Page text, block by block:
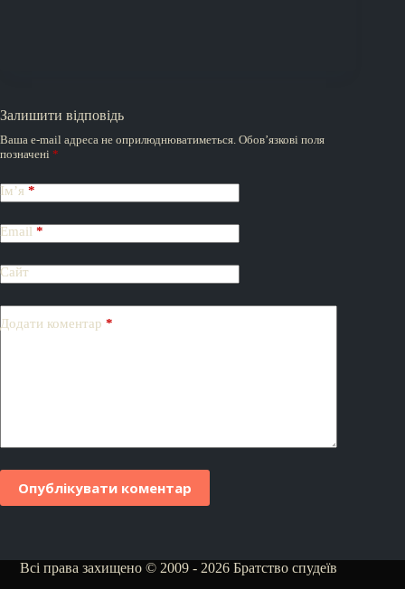
Залишити відповідь
Ваша e-mail адреса не оприлюднюватиметься. Обов’язкові поля
позначені *
Ім’я *
Email *
Сайт
Додати коментар *
Опублікувати коментар
Всі права захищено © 2009 - 2026 Братство спудеїв